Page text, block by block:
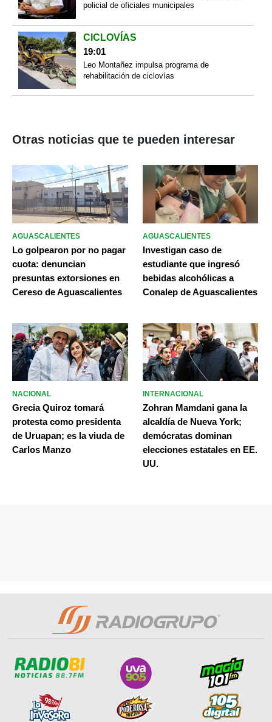
policial de oficiales municipales
CICLOVÍAS
19:01
Leo Montañez impulsa programa de
rehabilitación de ciclovías
Otras noticias que te pueden interesar
AGUASCALIENTES
Lo golpearon por no pagar
cuota: denuncian
presuntas extorsiones en
Cereso de Aguascalientes
AGUASCALIENTES
Investigan caso de
estudiante que ingresó
bebidas alcohólicas a
Conalep de Aguascalientes
NACIONAL
Grecia Quiroz tomará
protesta como presidenta
de Uruapan; es la viuda de
Carlos Manzo
INTERNACIONAL
Zohran Mamdani gana la
alcaldía de Nueva York;
demócratas dominan
elecciones estatales en EE.
UU.